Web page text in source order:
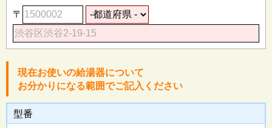
〒
現在お使いの給湯器について
お分かりになる範囲でご記入ください
型番